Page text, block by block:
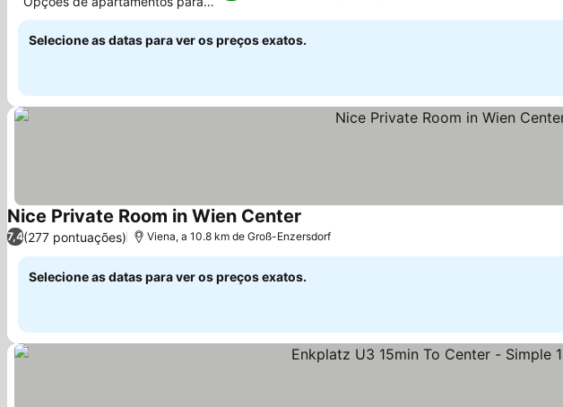
famílias
Selecione as datas para ver os preços exatos.
Nice Private Room in Wien Center
7,4(277 pontuações) Viena, a 10.8 km de Groß-Enzersdorf
Selecione as datas para ver os preços exatos.